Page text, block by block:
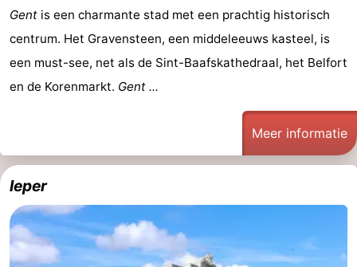
Route
-
Parkeren
-
Nieuws
Medische
adressen
Regio
Gent is een charmante stad met een prachtig historisch
centrum. Het Gravensteen, een middeleeuws kasteel, is
een must-see, net als de Sint-Baafskathedraal, het Belfort
en de Korenmarkt. Gent ...
Meer informatie
Ieper